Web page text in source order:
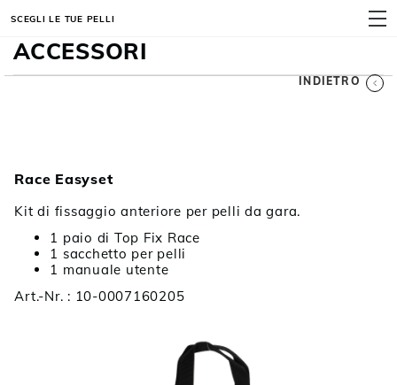
MENU
SCEGLI LE TUE PELLI
ACCESSORI
INDIETRO
Race Easyset
Kit di fissaggio anteriore per pelli da gara.
1 paio di Top Fix Race
1 sacchetto per pelli
1 manuale utente
Art.-Nr. : 10-0007160205